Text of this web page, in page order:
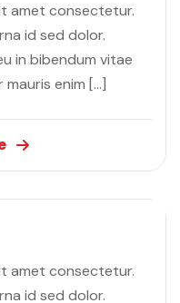
amet consectetur.
id sed dolor.
in bibendum vitae
enim […]
amet consectetur.
id sed dolor.